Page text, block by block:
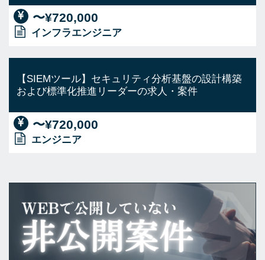
〜¥720,000
インフラエンジニア
【SIEMツール】セキュリティ分析基盤の設計構築
および標準化推進リーダーの求人・案件
〜¥720,000
エンジニア